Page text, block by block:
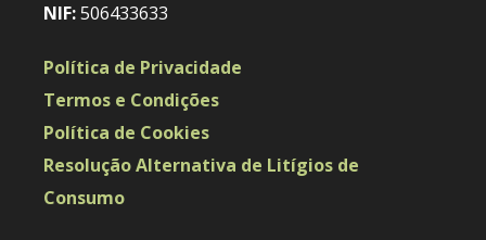
NIF:506433633
Política de Privacidade
Termos e Condições
Política de Cookies
Resolução Alternativa de Litígios de
Consumo